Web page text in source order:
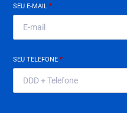
SEU E-MAIL*
SEU TELEFONE*